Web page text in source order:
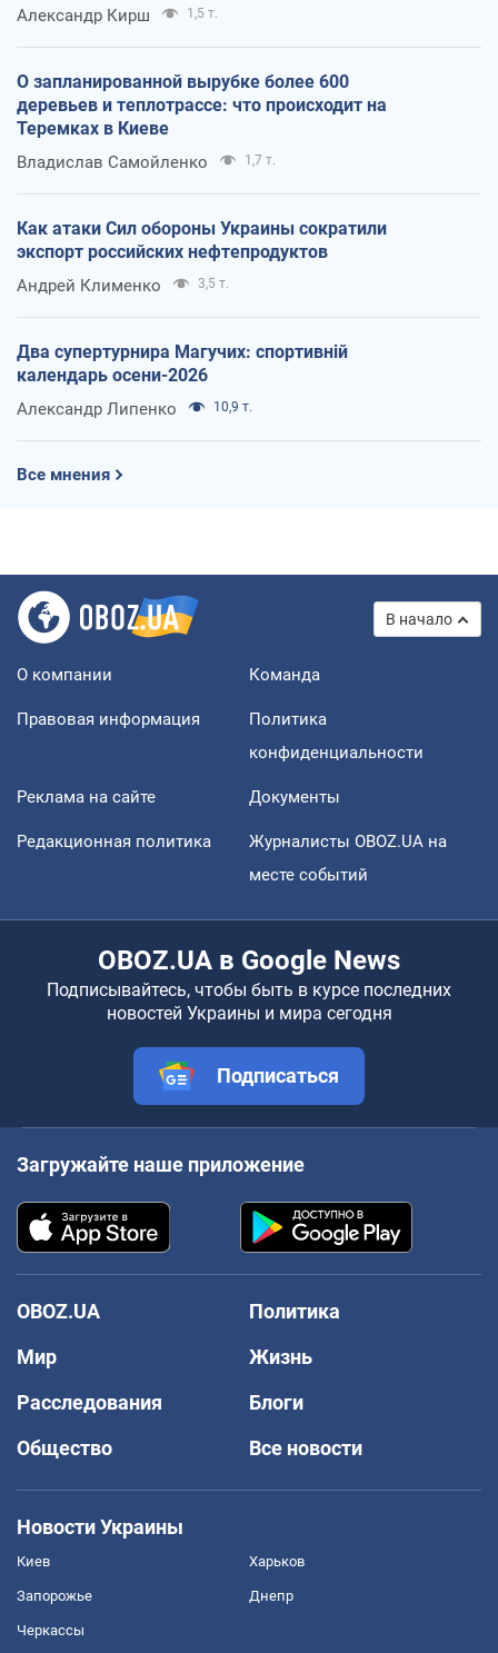
Александр Кирш 1,5 т.
О запланированной вырубке более 600
деревьев и теплотрассе: что происходит на
Теремках в Киеве
Владислав Самойленко 1,7 т.
Как атаки Сил обороны Украины сократили
экспорт российских нефтепродуктов
Андрей Клименко 3,5 т.
Два супертурнира Магучих: спортивній
календарь осени-2026
Александр Липенко 10,9 т.
Все мнения
В начало
О компании Команда
Правовая информация
Политика
конфиденциальности
Реклама на сайте Документы
Редакционная политика
Журналисты OBOZ.UA на
месте событий
OBOZ.UA в Google News
Подписывайтесь, чтобы быть в курсе последних
новостей Украины и мира сегодня
Подписаться
Загружайте наше приложение
OBOZ.UA
Политика
Мир
Жизнь
Расследования
Блоги
Общество
Все новости
Новости Украины
Киев Харьков
Запорожье Днепр
Черкассы